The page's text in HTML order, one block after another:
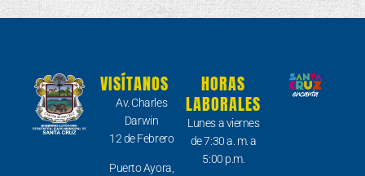
VISÍTANOS
Av. Charles
Darwin
12 de Febrero
Puerto Ayora,
HORAS
LABORALES
Lunes a viernes
de 7:30 a. m. a
5:00 p.m.